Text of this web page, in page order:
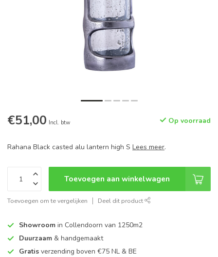
€51,00 Incl. btw Op voorraad
Rahana Black casted alu lantern high S Lees meer.
Toevoegen aan winkelwagen
Toevoegen om te vergelijken Deel dit product
Showroom in Collendoorn van 1250m2
Duurzaam & handgemaakt
Gratis verzending boven €75 NL & BE